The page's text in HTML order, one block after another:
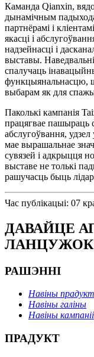
Каманда Qianxin,
дынамічным
партнёрамі і
якасці і
надзейнасці і
выставы.
спалучаць
функцыянальнасцю,
выбарам як для
Паколькі кампанія
працягвае пашыраць
абслугоўвання,
мае вырашальнае
сувязей і адкрыцця
выставе не толькі
рашучасць быць
Час публікацыі: 07
ДАВАЙЦЕ
ЛАНЦУЖОК
РАШЭННІ
Навіны
Навіны галіны
Навіны кампаніі
ПРАДУКТ